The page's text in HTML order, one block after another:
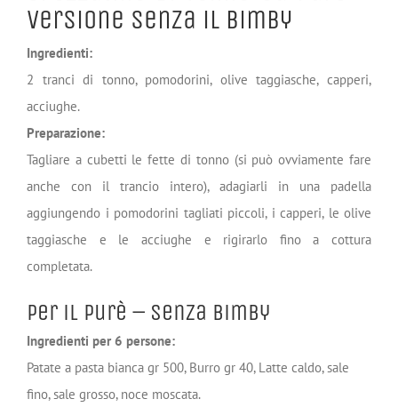
Versione senza il Bimby
Ingredienti:
2 tranci di tonno, pomodorini, olive taggiasche, capperi,
acciughe.
Preparazione:
Tagliare a cubetti le fette di tonno (si può ovviamente fare
anche con il trancio intero), adagiarli in una padella
aggiungendo i pomodorini tagliati piccoli, i capperi, le olive
taggiasche e le acciughe e rigirarlo fino a cottura
completata.
Per il Purè – Senza Bimby
Ingredienti per 6 persone:
Patate a pasta bianca gr 500, Burro gr 40, Latte caldo, sale
fino, sale grosso, noce moscata.